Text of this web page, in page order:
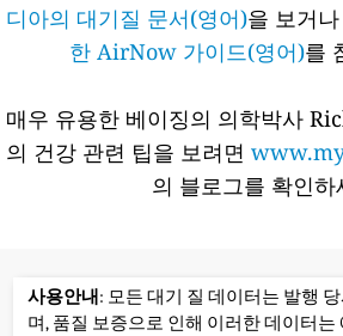
디아의 대기질 문서(영어)을 보거나
한 AirNow 가이드(영어)를
매우 유용한 베이징의 의학박사
의 건강 관련 팁을 보려면
의 블로그를 확인하
사용안내: 모든 대기 질 데이터는 발행
며, 품질 보증으로 인해 이러한 데이터